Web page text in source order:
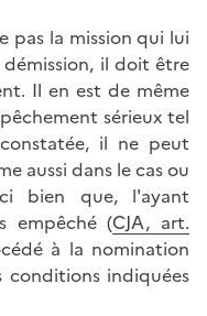
pas la mission qui lui
il doit être
Il en est de même
sérieux tel
il ne peut
aussi dans le cas ou
bien que, l'ayant
empêché (CJA, art.
à la nomination
indiquées